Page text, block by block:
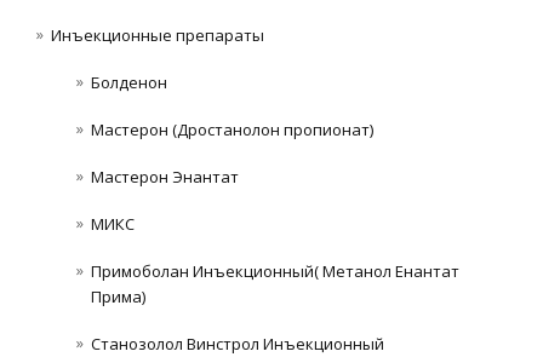
Инъeкциoнныe препараты
Болденон
Мастерон (Дростанолон пропионат)
Мастерон Энантат
МИКС
Примоболан Инъекционный( Метанол Енантат
Прима)
Станозолол Винстрол Инъекционный